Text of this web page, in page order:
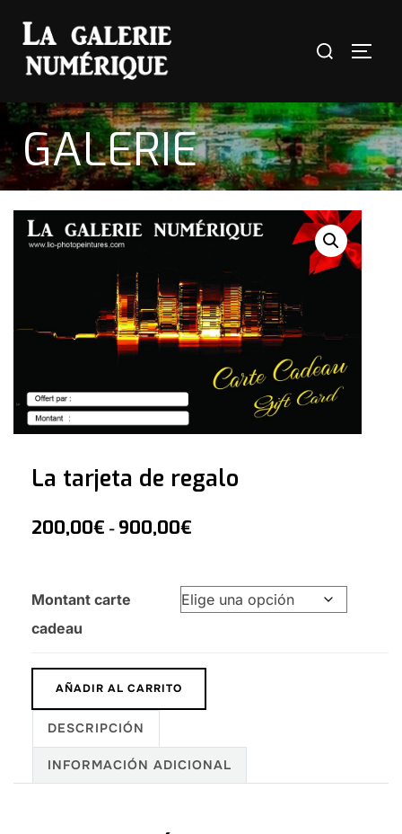
GALERIE
La tarjeta de regalo
200,00€ - 900,00€
Montant carte
cadeau
AÑADIR AL CARRITO
DESCRIPCIÓN
INFORMACIÓN ADICIONAL